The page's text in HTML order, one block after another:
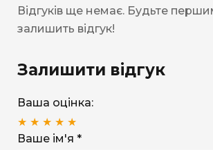
Відгуків ще немає. Будьте
залишить відгук!
Залишити відгук
Ваша оцінка:
★ ★ ★ ★ ★
Ваше ім'я *